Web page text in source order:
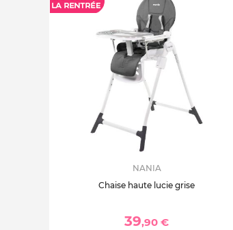
NANIA
Chaise haute lucie grise
39,90 €